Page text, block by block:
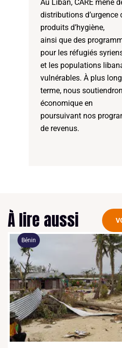
Au Liban, CARE mène
distributions d’urgence
produits d’hygiène,
ainsi que des
pour les réfugiés
et les populations
vulnérables. À plus long
terme, nous
économique en
poursuivant nos
de revenus.
À lire aussi
Bénin